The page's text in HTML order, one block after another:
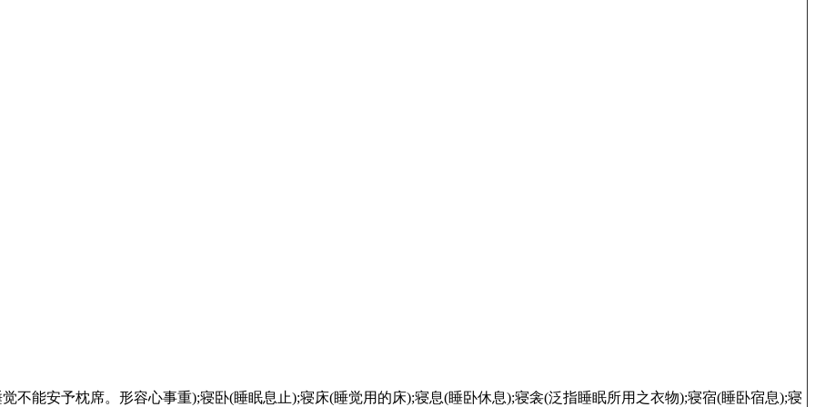
不能安予枕席。形容心事重);寝卧(睡眠息止);寝床(睡觉用的床);寝息(睡卧休息);寝衾(泛指睡眠所用之衣物);寝宿(睡卧宿息);寝